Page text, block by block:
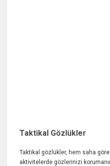
Taktikal Gözlükler
Taktikal gözlükler, hem saha
aktivitelerde gözlerinizi